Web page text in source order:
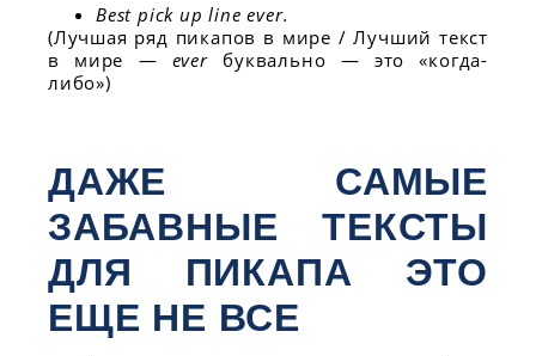
Best pick up line ever.
(Лучшая ряд пикапов в мире / Лучший текст
в мире — everбуквально — это «когда-
либо»)
ДАЖЕ САМЫЕ
ЗАБАВНЫЕ ТЕКСТЫ
ДЛЯ ПИКАПА ЭТО
ЕЩЕ НЕ ВСЕ